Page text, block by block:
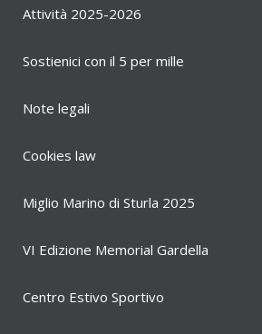
Attività 2025-2026
Sostienici con il 5 per mille
Note legali
Cookies law
Miglio Marino di Sturla 2025
VI Edizione Memorial Gardella
Centro Estivo Sportivo